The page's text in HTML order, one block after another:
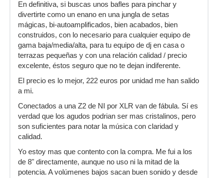
En definitiva, si buscas unos bafles para pinchar y
divertirte como un enano en una jungla de setas
mágicas, bi-autoamplificados, bien acabados, bien
construidos, con lo necesario para cualquier equipo de
gama baja/media/alta, para tu equipo de dj en casa o
terrazas pequeñas y con una relación calidad / precio
excelente, éstos seguro que no te dejan indiferente.
El precio es lo mejor, 222 euros por unidad me han salido
a mi.
Conectados a una Z2 de NI por XLR van de fábula. Sí es
verdad que los agudos podrian ser mas cristalinos, pero
son suficientes para notar la música con claridad y
calidad.
Yo estoy mas que contento con la compra. Me fui a los
de 8" directamente, aunque no uso ni la mitad de la
potencia. A volúmenes bajos sacan buen sonido y desde